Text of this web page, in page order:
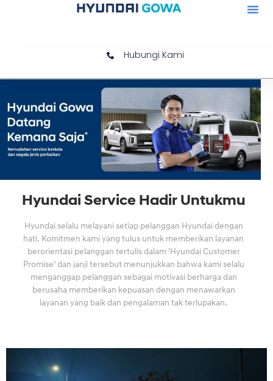
Hubungi Kami
Hyundai Service Hadir Untukmu
Hyundai selalu melayani setiap pelanggan Hyundai dengan
hati. Komitmen kami yang tulus untuk memberikan layanan
berorientasi pelanggan tertulis dalam 'Hyundai Customer
Promise‘ dan janji tersebut menunjukkan bahwa kami selalu
menganggap pelanggan sebagai motivasi berharga dan
berusaha memberikan kepuasan dengan menawarkan
layanan yang baik dan pengalaman tak terlupakan.